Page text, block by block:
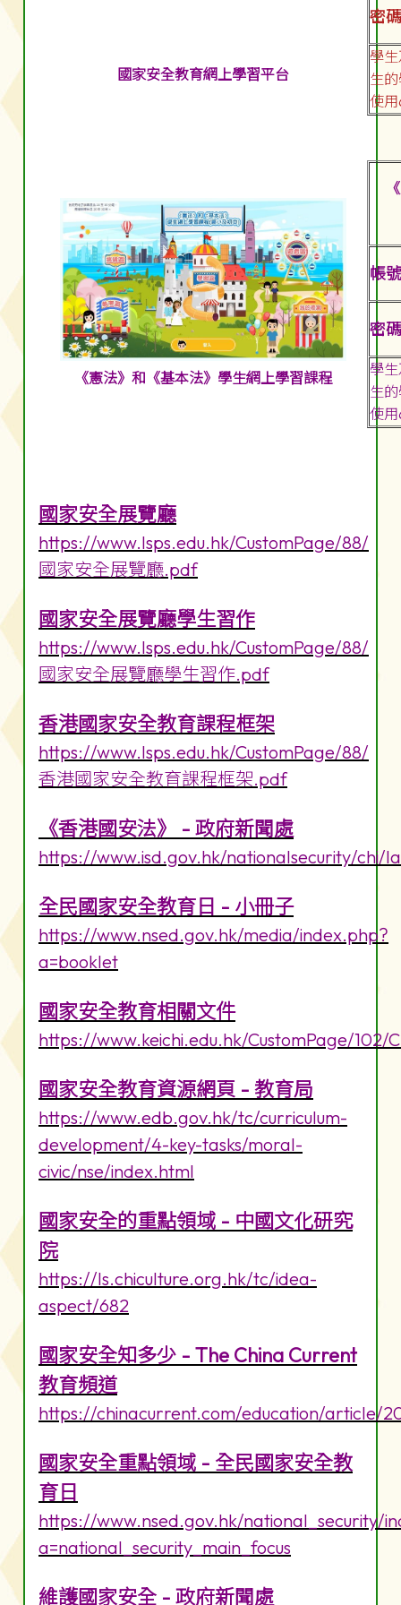
國家安全教育網上學習平台
密
學
生
使
《憲法》和《基本法》學生網上學習課程
帳
密
學
生
使
國家安全展覽廳
https://www.lsps.edu.hk/CustomPage/88/
國家安全展覽廳.pdf
國家安全展覽廳學生習作
https://www.lsps.edu.hk/CustomPage/88/
國家安全展覽廳學生習作.pdf
香港國家安全教育課程框架
https://www.lsps.edu.hk/CustomPage/88/
香港國家安全教育課程框架.pdf
《香港國安法》 - 政府新聞處
https://www.isd.gov.hk/nationalsecurity/chi/
全民國家安全教育日 - 小冊子
https://www.nsed.gov.hk/media/index.php?
a=booklet
國家安全教育相關文件
https://www.keichi.edu.hk/CustomPage/102/
國家安全教育資源網頁 - 教育局
https://www.edb.gov.hk/tc/curriculum-
development/4-key-tasks/moral-
civic/nse/index.html
國家安全的重點領域 - 中國文化研究
院
https://ls.chiculture.org.hk/tc/idea-
aspect/682
國家安全知多少 - The China Current
教育頻道
https://chinacurrent.com/education/article/
國家安全重點領域 - 全民國家安全教
育日
https://www.nsed.gov.hk/national_security/
a=national_security_main_focus
維護國家安全 - 政府新聞處